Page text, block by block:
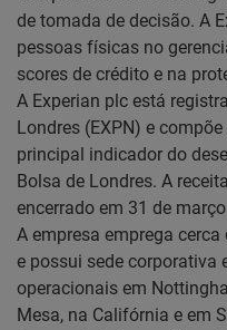
de tomada de decisão. A
pessoas físicas no
scores de crédito e na
A Experian plc está
Londres (EXPN) e
principal indicador do
Bolsa de Londres. A
encerrado em 31 de
A empresa emprega
e possui sede corporativa
operacionais em
Mesa, na Califórnia e em